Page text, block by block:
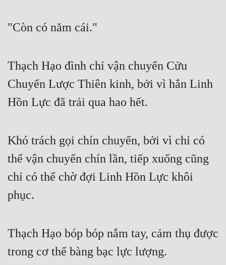
"Còn có năm cái."
Thạch Hạo đình chỉ vận chuyển Cửu
Chuyển Lược Thiên kinh, bởi vì hắn Linh
Hồn Lực đã trải qua hao hết.
Khó trách gọi chín chuyển, bởi vì chỉ có
thể vận chuyển chín lần, tiếp xuống cũng
chỉ có thể chờ đợi Linh Hồn Lực khôi
phục.
Thạch Hạo bóp bóp nắm tay, cảm thụ được
trong cơ thể bàng bạc lực lượng.